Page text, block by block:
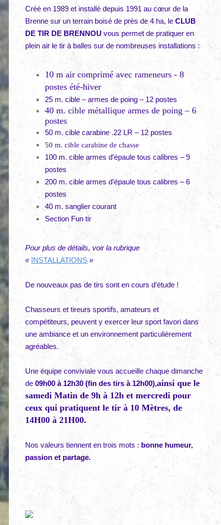
Créé en 1989 et installé depuis 1991 au cœur de la
Brenne sur un terrain boisé de près de 4 ha, leCLUB
DE TIR DE BRENNOU vous permet de pratiquer en
plein air le tir à balles sur de nombreuses installations :
10 m air comprimé avec rameneurs - 8
postes été-hiver
25 m. cible – armes de poing – 12 postes
40 m. cible métallique armes de poing – 6
postes
50 m. cible carabine .22 LR – 12 postes
50 m. cible carabine de chasse
100 m. cible armes d’épaule tous calibres – 9
postes
200 m. cible armes d’épaule tous calibres – 6
postes
40 m. sanglier courant
Section Fun tir
Pour plus de détails, voir la rubrique
« INSTALLATIONS »
De nouveaux pas de tirs sont en cours d’étude !
Chasseurs et tireurs sportifs, amateurs et
compétiteurs, peuvent y exercer leur sport favori dans
une ambiance et un environnement particulièrement
agréables.
Une équipe conviviale vous accueille chaque dimanche
de09h00 à 12h30 (fin des tirs à 12h00),ainsi que le
samedi Matin de 9h à 12h et mercredi pour
ceux qui pratiquent le tir à 10 Mètres, de
14H00 à 21H00.
Nos valeurs tiennent en trois mots : bonne humeur,
passion et partage.